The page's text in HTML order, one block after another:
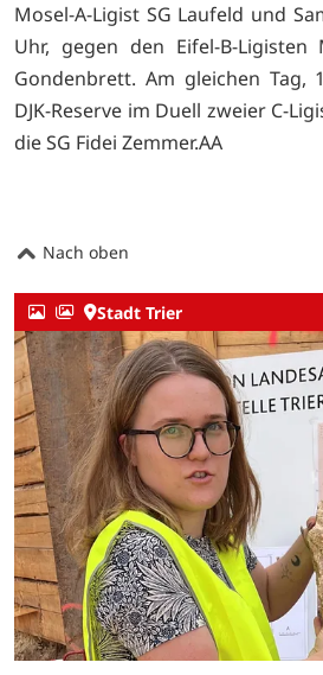
Mosel-A-Ligist SG Laufeld und
Uhr, gegen den Eifel-B-Ligisten
Gondenbrett. Am gleichen Tag,
DJK-Reserve im Duell zweier C-
die SG Fidei Zemmer.AA
Nach oben
Stadt Trier